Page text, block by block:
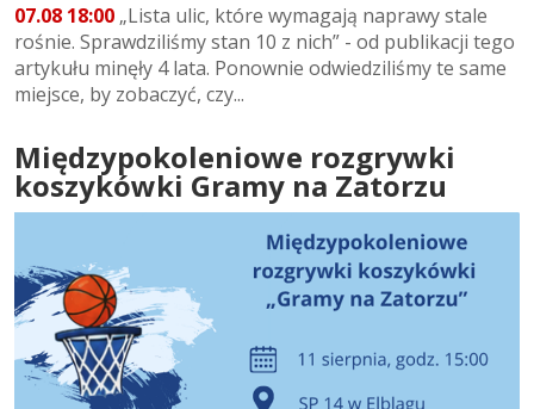
07.08 18:00 „Lista ulic, które wymagają naprawy stale
rośnie. Sprawdziliśmy stan 10 z nich” - od publikacji tego
artykułu minęły 4 lata. Ponownie odwiedziliśmy te same
miejsce, by zobaczyć, czy...
Międzypokoleniowe rozgrywki
koszykówki Gramy na Zatorzu